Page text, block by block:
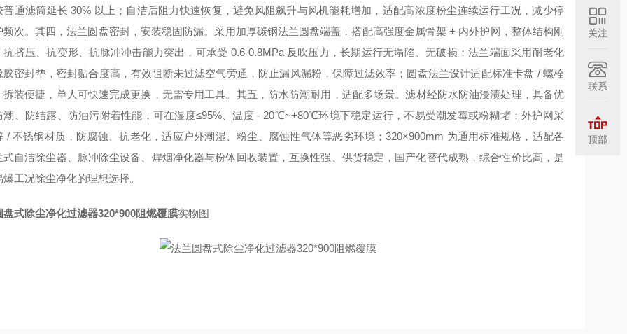
普通滤筒延长 30% 以上；自洁后阻力快速恢复，避免风阻飙升与风机能耗增加，适配高浓度粉尘连续运行工况，减少停
频次。其四，法兰圆盘密封，安装稳固防漏。采用加厚碳钢法兰圆盘端盖 ，搭配高强度金属骨架 + 内外护网 ，整体结构刚
抗挤压、抗变形、抗脉冲冲击能力突出，可承受 0.6-0.8MPa 反吹压力，长期运行无塌陷、无破损；法兰端面采用 耐老化
胶密封垫，密封贴合度高，有效阻断未过滤空气旁通，防止漏风漏粉，保障过滤效率；圆盘法兰设计适配标准卡盘 / 螺栓
拆装便捷，单人可快速完成更换，无需专用工具。其五， 防水防潮耐用，适配多场景。滤材经防水防油浸渍处理，具备优
潮、防结露、防油污附着性能，可在湿度≤95%、温度 - 20℃~+80℃环境下稳定运行，不易受潮发霉或粉糊堵；外护网采
/ 不锈钢材质 ，防腐蚀、抗老化，适应户外潮湿、粉尘、腐蚀性气体等恶劣环境；320×900mm 为通用标准规格，适配各
式自洁除尘器、脉冲除尘设备、焊烟净化器与粉体回收装置，互换性强、供货稳定，国产化替代成熟，综合性价比高，是
工况除尘净化的理想选择。
盘式除尘净化过滤器320*900阻燃覆膜实物图
关注
联系
顶部